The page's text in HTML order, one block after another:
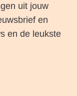
uit jouw
en
en de leukste